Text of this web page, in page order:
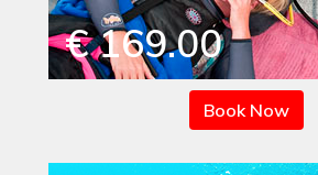
€ 169.00
Book Now